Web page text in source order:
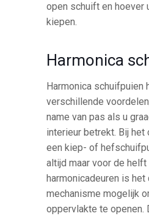
open schuift en hoever
kiepen.
Harmonica
Harmonica schuifpuien
verschillende
name van pas als u
interieur betrekt. Bij het
een kiep- of
altijd maar voor de helft
harmonicadeuren is het
mechanisme mogelijk
oppervlakte te openen.